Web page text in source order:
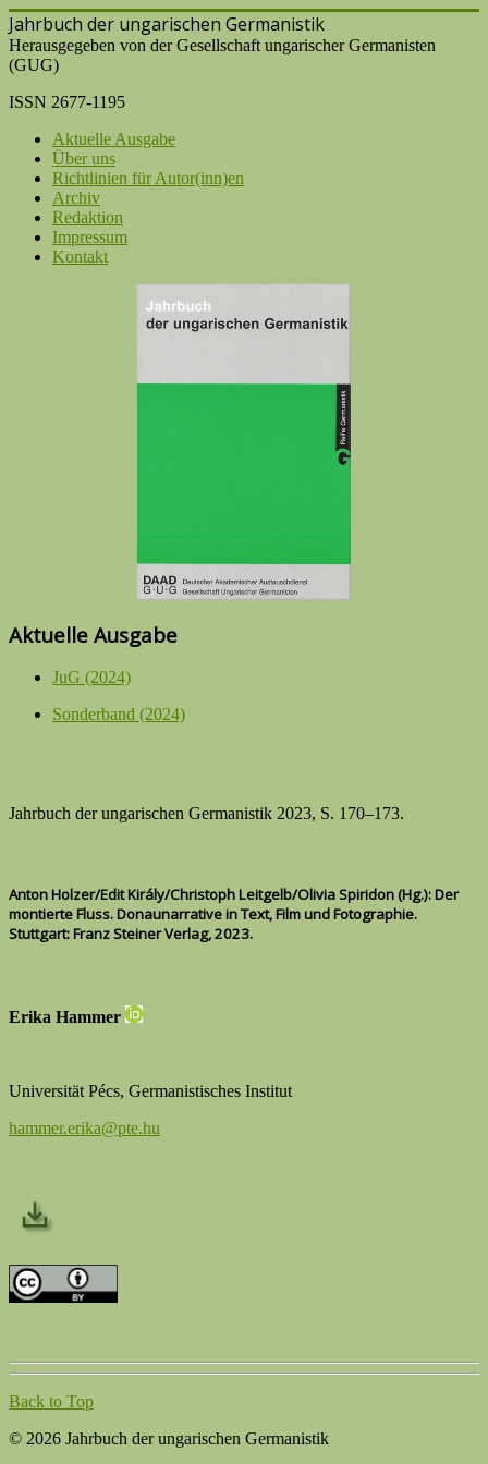
Jahrbuch der ungarischen Germanistik
Herausgegeben von der Gesellschaft ungarischer Germanisten
(GUG)
ISSN 2677-1195
Aktuelle Ausgabe
Über uns
Richtlinien für Autor(inn)en
Archiv
Redaktion
Impressum
Kontakt
Aktuelle Ausgabe
JuG (2024)
Sonderband (2024)
Jahrbuch der ungarischen Germanistik 2023, S. 170–173.
Anton Holzer/Edit Király/Christoph Leitgelb/Olivia Spiridon (Hg.): Der
montierte Fluss. Donaunarrative in Text, Film und Fotographie.
Stuttgart: Franz Steiner Verlag, 2023.
Erika Hammer
Universität Pécs, Germanistisches Institut
hammer.erika@pte.hu
Back to Top
© 2026 Jahrbuch der ungarischen Germanistik